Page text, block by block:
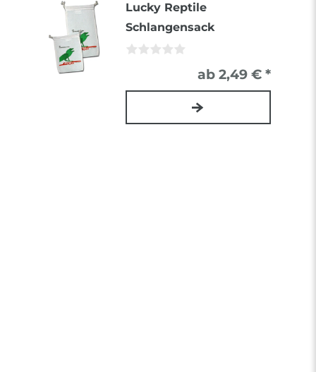
Lucky Reptile
Schlangensack
ab 2,49 € *